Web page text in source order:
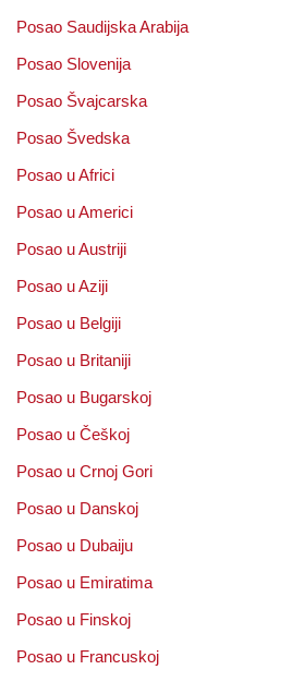
Posao Saudijska Arabija
Posao Slovenija
Posao Švajcarska
Posao Švedska
Posao u Africi
Posao u Americi
Posao u Austriji
Posao u Aziji
Posao u Belgiji
Posao u Britaniji
Posao u Bugarskoj
Posao u Češkoj
Posao u Crnoj Gori
Posao u Danskoj
Posao u Dubaiju
Posao u Emiratima
Posao u Finskoj
Posao u Francuskoj